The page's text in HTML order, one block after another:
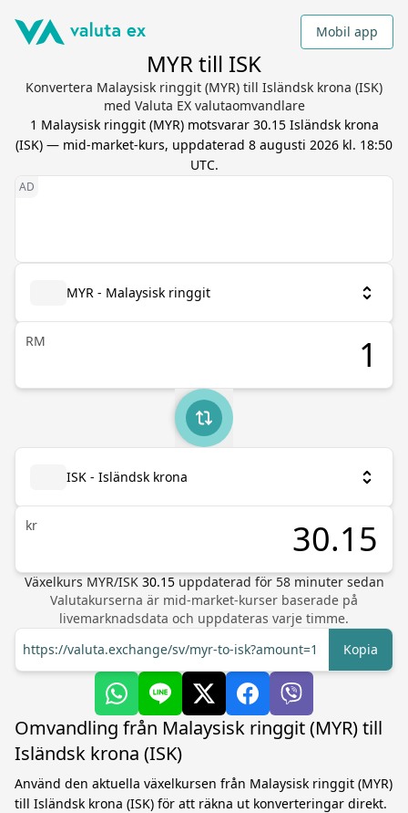
Mobil app
MYR till ISK
Konvertera Malaysisk ringgit (MYR) till Isländsk krona (ISK)
med Valuta EX valutaomvandlare
1 Malaysisk ringgit(MYR) motsvarar 30.15 Isländsk krona
(ISK) — mid-market-kurs, uppdaterad 8 augusti 2026 kl. 18:50
UTC.
MYR - Malaysisk ringgit
RM
ISK - Isländsk krona
kr
Växelkurs MYR/ISK 30.15 uppdaterad för 58minuter sedan
Valutakurserna är mid-market-kurser baserade på
livemarknadsdata och uppdateras varje timme.
https://valuta.exchange/sv/myr-to-isk?amount=1
Kopia
Omvandling från Malaysisk ringgit (MYR) till
Isländsk krona (ISK)
Använd den aktuella växelkursen från Malaysisk ringgit (MYR)
till Isländsk krona (ISK) för att räkna ut konverteringar direkt.